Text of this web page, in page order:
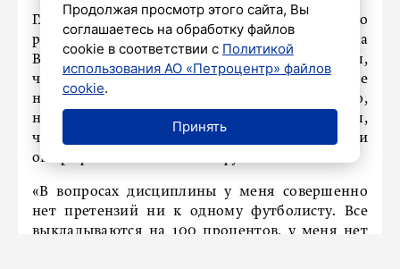
Главный тренер «Зенита» высказался о
регулярных опозданиях полузащитника
Вендела на тренировки. Сергей Семак сообщил,
что игрок стал гораздо реже приходить после
начала командных занятий. Помимо этого,
наставник петербургской команды отметил,
что у сине-бело-голубых нет задачи
оштрафовать кого-либо из футболистов.
«В вопросах дисциплины у меня совершенно
нет претензий ни к одному футболисту. Все
выкладываются на 100 процентов, у меня нет
Продолжая просмотр этого сайта, Вы
соглашаетесь на обработку файлов
cookie в соответствии с Политикой
использования АО «Петроцентр» файлов
cookie.
Принять